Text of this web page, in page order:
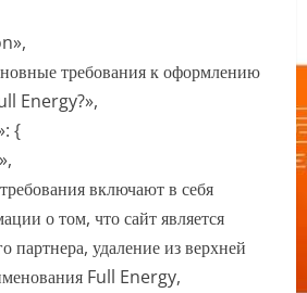
требования к оформлению
Energy?»,
{
включают в себя
о том, что сайт является
партнера, удаление из верхней
Full Energy,